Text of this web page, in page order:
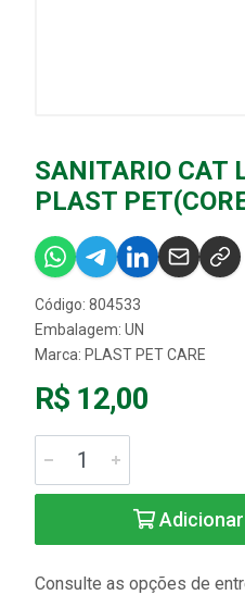
SANITARIO CAT
PLAST
Código: 804533
Embalagem: UN
Marca: PLAST PET CARE
R$ 12,00
Consulte as opções de